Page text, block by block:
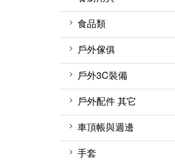
羽絨外套
軟殼外套
風衣外套
保暖外套(刷毛 化纖)
兩件式防水外套
單件式防水外套
戰術背包
背架式背包
休閒背包
背包週邊
登山背包(50L以上)
防水背包
吸管水袋
帳篷週邊
天幕 地布
睡眠用具週邊
行軍床
露宿袋
枕頭
充氣睡墊
折疊睡墊
鋁合金鍋
聚熱強效鍋 效率系統鍋
茶壺
煎盤 烤盤
瓦斯
卡式爐
汽化爐
柴火爐 焚火台
爐具週邊
蜘蛛爐(分離式瓦斯爐)
匙叉筷
鍋杓鏟
餐廚網
杯子
保溫保冷袋、箱
刀具
食品類
戶外傢俱
桌
椅
層架系列
戶外傢俱週邊
戶外3C裝備
戶外配件 其它
護膝 綁腿 護脛
雨傘
車頂帳與週邊
車頂帳
手套